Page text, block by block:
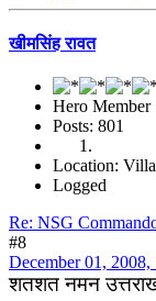
खीमसिंह रावत
Hero Member
Posts: 801
Location:
Logged
Re: NSG
#8
December 01,
शतशत नमन